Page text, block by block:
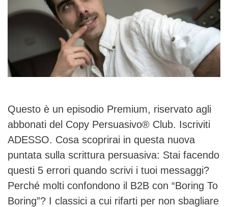
Questo è un episodio Premium, riservato agli
abbonati del Copy Persuasivo® Club. Iscriviti
ADESSO. Cosa scoprirai in questa nuova
puntata sulla scrittura persuasiva: Stai facendo
questi 5 errori quando scrivi i tuoi messaggi?
Perché molti confondono il B2B con “Boring To
Boring”? I classici a cui rifarti per non sbagliare